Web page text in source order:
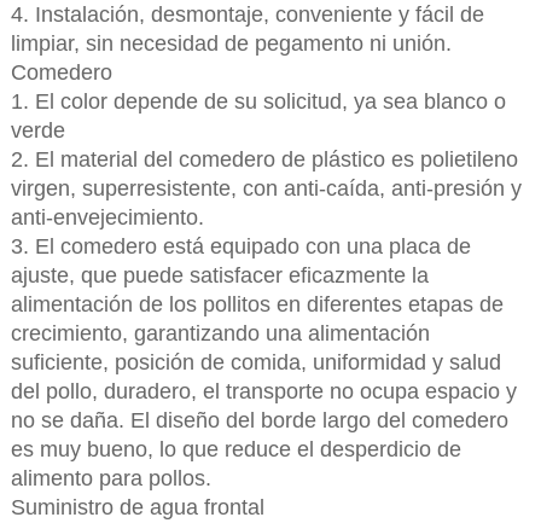
4. Instalación, desmontaje, conveniente y fácil de
limpiar, sin necesidad de pegamento ni unión.
Comedero
1. El color depende de su solicitud, ya sea blanco o
verde
2. El material del comedero de plástico es polietileno
virgen, superresistente, con anti-caída, anti-presión y
anti-envejecimiento.
3. El comedero está equipado con una placa de
ajuste, que puede satisfacer eficazmente la
alimentación de los pollitos en diferentes etapas de
crecimiento, garantizando una alimentación
suficiente, posición de comida, uniformidad y salud
del pollo, duradero, el transporte no ocupa espacio y
no se daña. El diseño del borde largo del comedero
es muy bueno, lo que reduce el desperdicio de
alimento para pollos.
Suministro de agua frontal